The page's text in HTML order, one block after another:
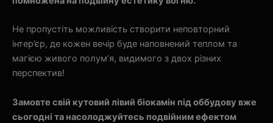
Не пропустіть можливість створити неповторний
інтер’єр, де кожен вечір буде наповнений теплом та
магією живого полум’я, видимого з двох різних
перспектив!
Замовте свій кутовий лівий біокамін під оббудову вже
сьогодні та насолоджуйтесь подвійним ефектом